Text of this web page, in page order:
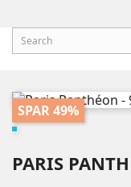
SPAR 49%
PARIS